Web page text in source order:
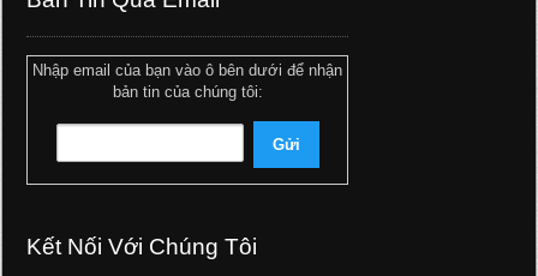
Nhập email của bạn vào ô bên dưới để nhận
bản tin của chúng tôi:
Kết Nối Với Chúng Tôi